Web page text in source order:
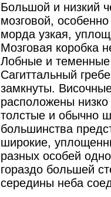
Большой и низкий
мозговой,
морда узкая,
Мозговая коробка
Лобные и теменные
Сагиттальный
замкнуты.
расположены
толстые и обычно
большинства
широкие,
разных особей
гораздо большей
середины неба